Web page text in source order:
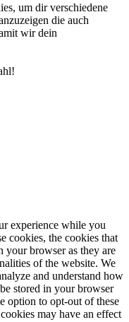
um dir verschiedene
die auch
wir dein
experience while you
cookies, the cookies that
your browser as they are
of the website. We
and understand how
stored in your browser
option to opt-out of these
may have an effect